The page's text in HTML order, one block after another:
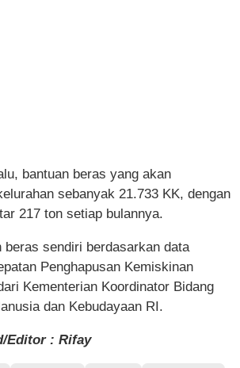
bantuan beras yang akan
sebanyak 21.733 KK, dengan
217 ton setiap bulannya.
beras sendiri berdasarkan data
Penghapusan Kemiskinan
Kementerian Koordinator Bidang
dan Kebudayaan RI.
Editor : Rifay